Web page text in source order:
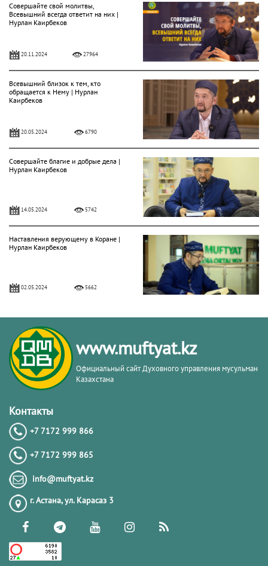
Совершайте свой молитвы,
Всевышний всегда ответит на них |
Нурлан Каирбеков
20.11.2024 27964
Всевышний близок к тем, кто
обращается к Нему | Нурлан
Каирбеков
20.05.2024 6790
Совершайте благие и добрые дела |
Нурлан Каирбеков
14.05.2024 5742
Наставления верующему в Коране |
Нурлан Каирбеков
02.05.2024 5662
Обязанности мусульманина в
Исламе | Нурлан Каирбеков
22.04.2024 6508
18.03.2024
Рамазан – месяц поклонения |
Нурлан Каирбеков
16.03.2024 5502
Тафсир имама аз-Зухайли: 16-урок.
Методология изучения Тафсира |
www.muftyat.kz
Официальный сайт Духовного управления мусульман
Казахстана
Контакты
+7 7172 999 866
+7 7172 999 865
info@muftyat.kz
г. Астана, ул. Карасаз 3